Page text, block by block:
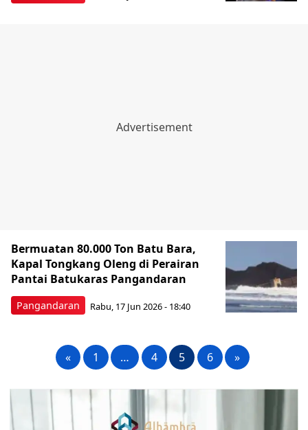
Pangandaran
Bermuatan 80.000 Ton Batu Bara,
Kapal Tongkang Oleng di Perairan
Pantai Batukaras Pangandaran
Rabu, 17 Jun 2026 - 18:40
« 1 … 4 5 6 »